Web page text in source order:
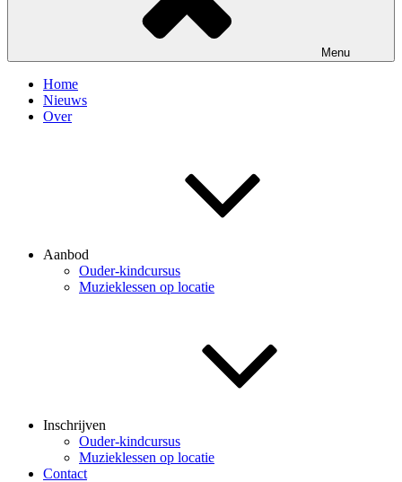
Menu
Home
Nieuws
Over
Aanbod
Ouder-kindcursus
Muzieklessen op locatie
Inschrijven
Ouder-kindcursus
Muzieklessen op locatie
Contact